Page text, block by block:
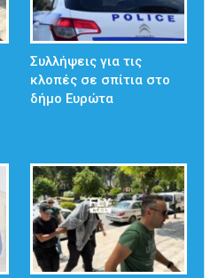
Συλλήψεις για τις
κλοπές σε σπίτια στο
δήμο Ευρώτα